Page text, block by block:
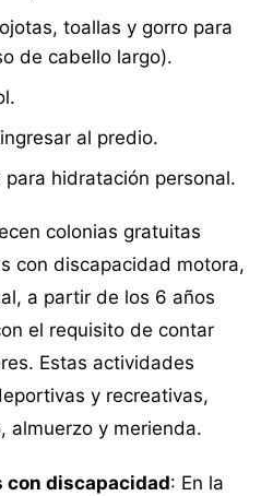
toallas y gorro para
de cabello largo).
al predio.
hidratación personal.
colonias gratuitas
con discapacidad motora,
a partir de los 6 años
el requisito de contar
Estas actividades
y recreativas,
almuerzo y merienda.
con discapacidad: En la